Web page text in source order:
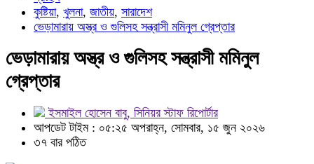
কুষ্টিয়া, খুলনা, জাতীয়, সারাদেশ
ভেড়ামারায় অস্ত্র ও গুলিসহ সন্ত্রাসী মমিনুল গ্রেপ্তার
ভেড়ামারায় অস্ত্র ও গুলিসহ সন্ত্রাসী মমিনুল
গ্রেপ্তার
ইসমাইল হোসেন বাবু, সিনিয়র স্টাফ রিপোর্টার
আপডেট টাইম : ০৫:২৫ অপরাহ্ন, সোমবার, ১৫ জুন ২০২৬
৩৭ বার পঠিত